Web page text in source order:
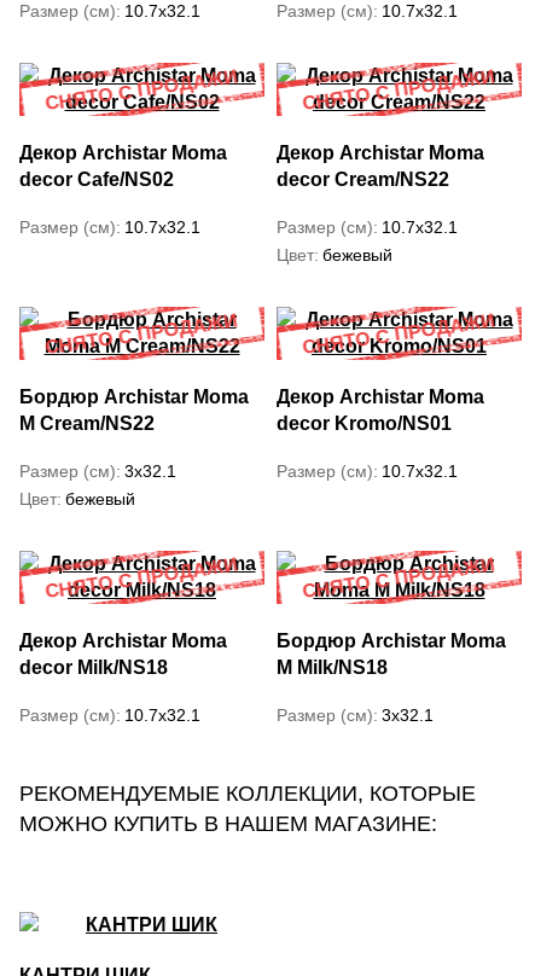
Размер (см) 10.7x32.1 Размер (см) 10.7x32.1
Декор Archistar Moma
decor Cafe/NS02
Размер (см) 10.7x32.1
Декор Archistar Moma
decor Cream/NS22
Размер (см) 10.7x32.1
Цвет бежевый
Бордюр Archistar Moma
M Cream/NS22
Размер (см) 3x32.1
Цвет бежевый
Декор Archistar Moma
decor Kromo/NS01
Размер (см) 10.7x32.1
Декор Archistar Moma
decor Milk/NS18
Размер (см) 10.7x32.1
Бордюр Archistar Moma
M Milk/NS18
Размер (см) 3x32.1
РЕКОМЕНДУЕМЫЕ КОЛЛЕКЦИИ, КОТОРЫЕ
МОЖНО КУПИТЬ В НАШЕМ МАГАЗИНЕ: